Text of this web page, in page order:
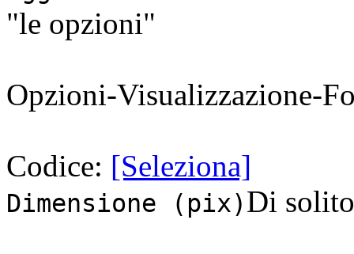
"le opzioni"
Opzioni-Visualizzazione-
Codice: [Seleziona]
Dimensione (pix)Di